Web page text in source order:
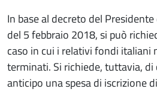
In base al decreto del
del 5 febbraio 2018, si può
caso in cui i relativi fondi italiani
terminati. Si richiede, tuttavia,
anticipo una spesa di iscrizione